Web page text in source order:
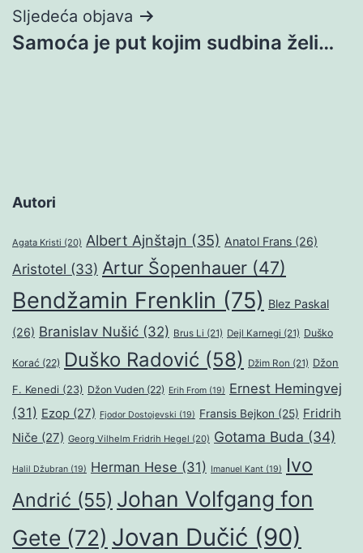
Sljedeća objava
Samoća je put kojim sudbina želi…
Autori
Agata Kristi (20) Albert Ajnštajn (35) Anatol Frans (26)
Aristotel (33) Artur Šopenhauer (47)
Bendžamin Frenklin (75) Blez Paskal
(26) Branislav Nušić (32) Brus Li (21) Dejl Karnegi (21) Duško
Korać (22) Duško Radović (58) Džim Ron (21) Džon
F. Kenedi (23) Džon Vuden (22) Erih From (19) Ernest Hemingvej
(31) Ezop (27) Fjodor Dostojevski (19) Fransis Bejkon (25) Fridrih
Niče (27) Georg Vilhelm Fridrih Hegel (20) Gotama Buda (34)
Halil Džubran (19) Herman Hese (31) Imanuel Kant (19)
Ivo
Andrić (55) Johan Volfgang fon
Gete (72) Jovan Dučić (90)